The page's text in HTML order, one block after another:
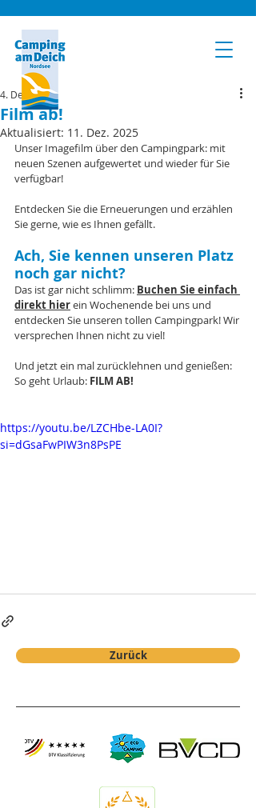
Film ab!
4. Dez. 2023
Aktualisiert: 11. Dez. 2025
Unser Imagefilm über den Campingpark: mit
neuen Szenen aufgewertet und wieder für Sie
verfügbar!
Entdecken Sie die Erneuerungen und erzählen
Sie gerne, wie es Ihnen gefällt.
Ach, Sie kennen unseren Platz
noch gar nicht?
Das ist gar nicht schlimm: Buchen Sie einfach
direkt hier ein Wochenende bei uns und
entdecken Sie unseren tollen Campingpark! Wir
versprechen Ihnen nicht zu viel!
Und jetzt ein mal zurücklehnen und genießen:
So geht Urlaub: FILM AB!
https://youtu.be/LZCHbe-LA0I?
si=dGsaFwPIW3n8PsPE
Zurück